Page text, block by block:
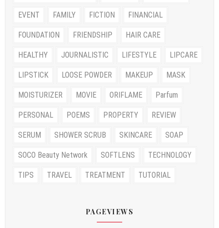
EVENT FAMILY FICTION FINANCIAL
FOUNDATION FRIENDSHIP HAIR CARE
HEALTHY JOURNALISTIC LIFESTYLE LIPCARE
LIPSTICK LOOSE POWDER MAKEUP MASK
MOISTURIZER MOVIE ORIFLAME Parfum
PERSONAL POEMS PROPERTY REVIEW
SERUM SHOWER SCRUB SKINCARE SOAP
SOCO Beauty Network SOFTLENS TECHNOLOGY
TIPS TRAVEL TREATMENT TUTORIAL
PAGEVIEWS